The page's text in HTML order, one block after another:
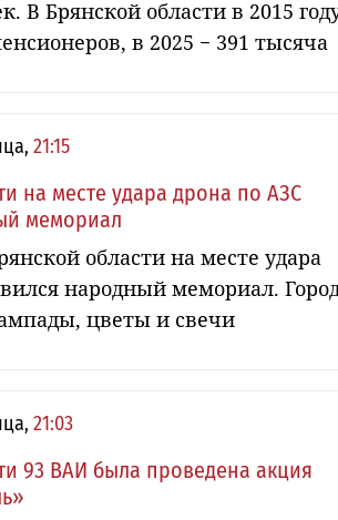
В Брянской области в 2015
в 2025 − 391 тысяча
21:15
на месте удара дрона по АЗС
мемориал
области на месте удара
народный мемориал.
цветы и свечи
21:03
93 ВАИ была проведена акция